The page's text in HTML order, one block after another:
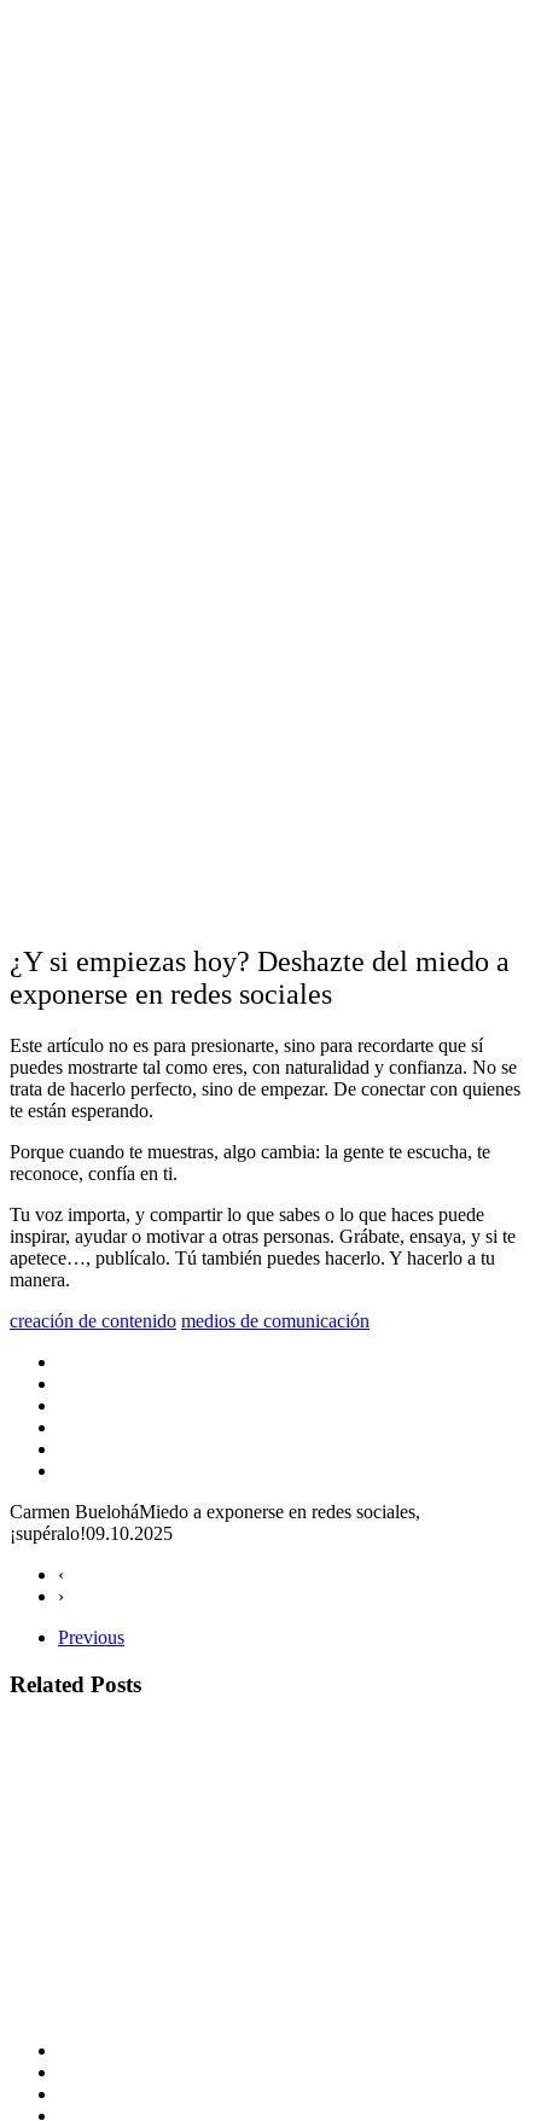
¿Y si empiezas hoy? Deshazte del miedo a
exponerse en redes sociales
Este artículo no es para presionarte, sino para recordarte que sí
puedes mostrarte tal como eres, con naturalidad y confianza. No se
trata de hacerlo perfecto, sino de empezar. De conectar con quienes
te están esperando.
Porque cuando te muestras, algo cambia: la gente te escucha, te
reconoce, confía en ti.
Tu voz importa, y compartir lo que sabes o lo que haces puede
inspirar, ayudar o motivar a otras personas. Grábate, ensaya, y si te
apetece…, publícalo. Tú también puedes hacerlo. Y hacerlo a tu
manera.
creación de contenido medios de comunicación
Carmen BueloháMiedo a exponerse en redes sociales,
¡supéralo!09.10.2025
‹
›
Previous
Related Posts